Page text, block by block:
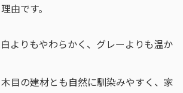
由です。
よりもやわらかく、グレーよりも温か
目の建材とも自然に馴染みやすく、家